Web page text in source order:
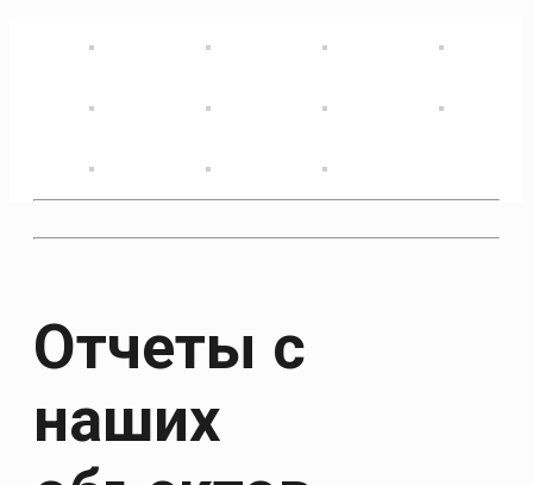
Отчеты с
наших